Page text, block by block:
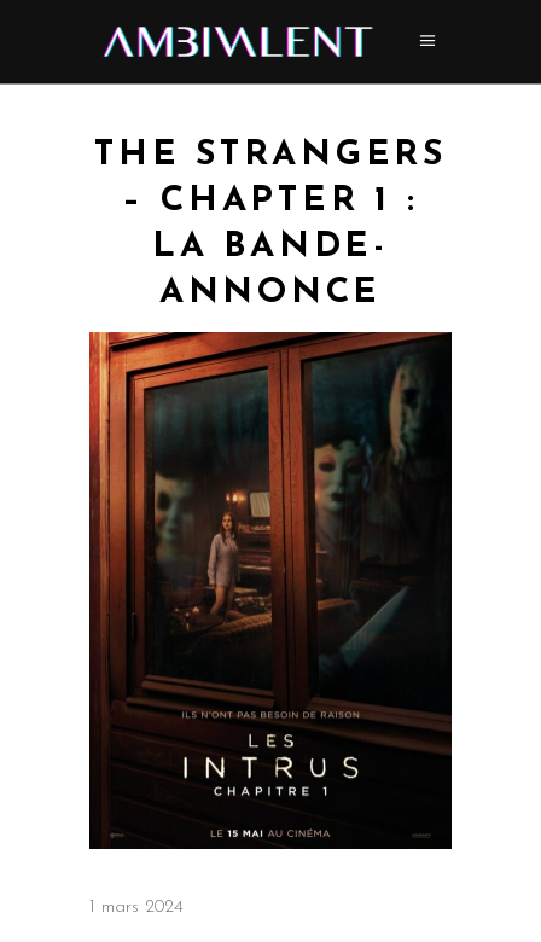
THE STRANGERS
– CHAPTER 1 :
LA BANDE-
ANNONCE
1 mars 2024